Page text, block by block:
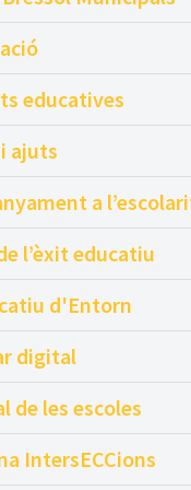
educatives
ajuts
a
l’èxit educatiu
d'Entorn
digital
de les escoles
IntersECCions